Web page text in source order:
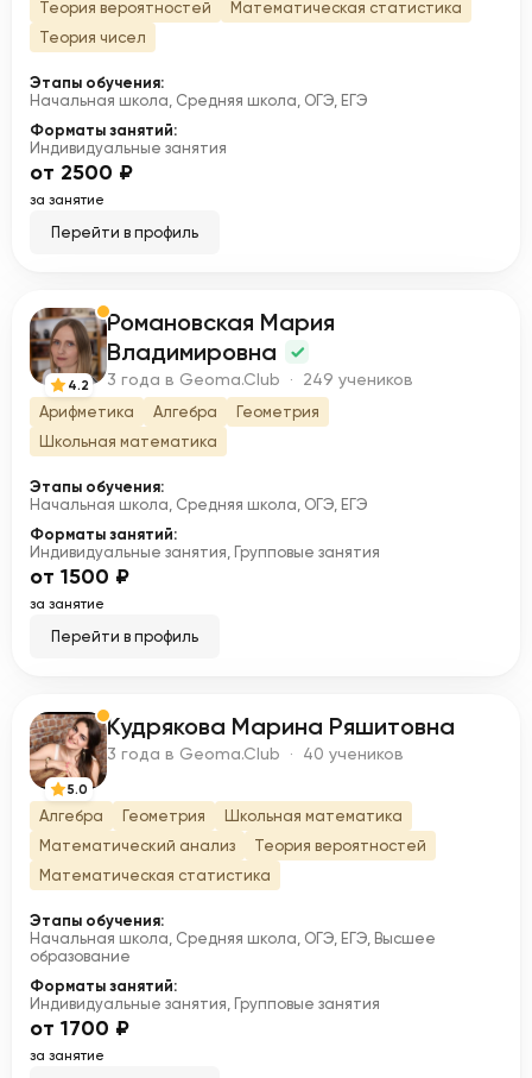
Теория вероятностей
Математическая статистика
Теория чисел
Этапы обучения:
Начальная школа, Средняя школа, ОГЭ, ЕГЭ
Форматы занятий:
Индивидуальные занятия
от 2500 ₽
за занятие
Перейти в профиль
Р
4.2
Романовская Мария
Владимировна
3 года в Geoma.Club · 249 учеников
Арифметика Алгебра
Геометрия
Школьная математика
Этапы обучения:
Начальная школа, Средняя школа, ОГЭ, ЕГЭ
Форматы занятий:
Индивидуальные занятия, Групповые занятия
от 1500 ₽
за занятие
Перейти в профиль
К
5.0
Кудрякова Марина Ряшитовна
3 года в Geoma.Club · 40 учеников
Алгебра Геометрия
Школьная математика
Математический анализ
Теория вероятностей
Математическая статистика
Этапы обучения:
Начальная школа, Средняя школа, ОГЭ, ЕГЭ, Высшее
образование
Форматы занятий:
Индивидуальные занятия, Групповые занятия
от 1700 ₽
за занятие